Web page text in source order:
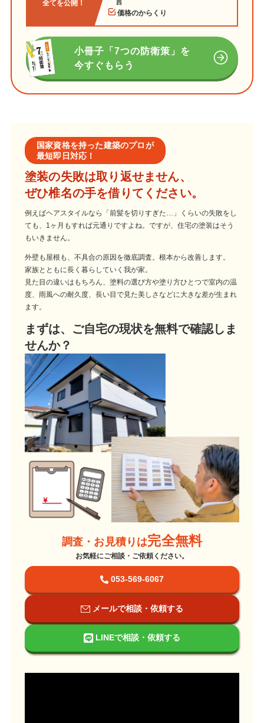
全てを公開！
言
価格のからくり
小冊子「7つの防衛策」を
今すぐもらう
国家資格を持った建築のプロが
最短即日対応！
塗装の失敗は取り返せません、
ぜひ椎名の手を借りてください。
例えばヘアスタイルなら「前髪を切りすぎた…」くらいの失敗をし
ても、1ヶ月もすれば元通りですよね。ですが、住宅の塗装はそう
もいきません。
外壁も屋根も、不具合の原因を徹底調査。根本から改善します。
家族とともに長く暮らしていく我が家。
見た目の違いはもちろん、塗料の選び方や塗り方ひとつで室内の温
度、雨風への耐久度、長い目で見た美しさなどに大きな差が生まれ
ます。
まずは、ご自宅の現状を無料で確認しま
せんか？
調査・お見積りは完全無料
お気軽にご相談・ご依頼ください。
053-569-6067
メールで相談・依頼する
LINEで相談・依頼する